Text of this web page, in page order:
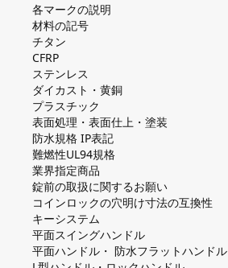
各マークの説明
材料の記号
チタン
CFRP
ステンレス
ダイカスト・⻩銅
プラスチック
表面処理・表面仕上・塗装
防⽔規格 IP表記
難燃性UL94規格
業界指定商品
錠前の取扱に関するお願い
コインロックの⽳明け⼨法の互換性
キーシステム
平⾯スイングハンドル
平⾯ハンドル・ 防⽔フラットハンドル